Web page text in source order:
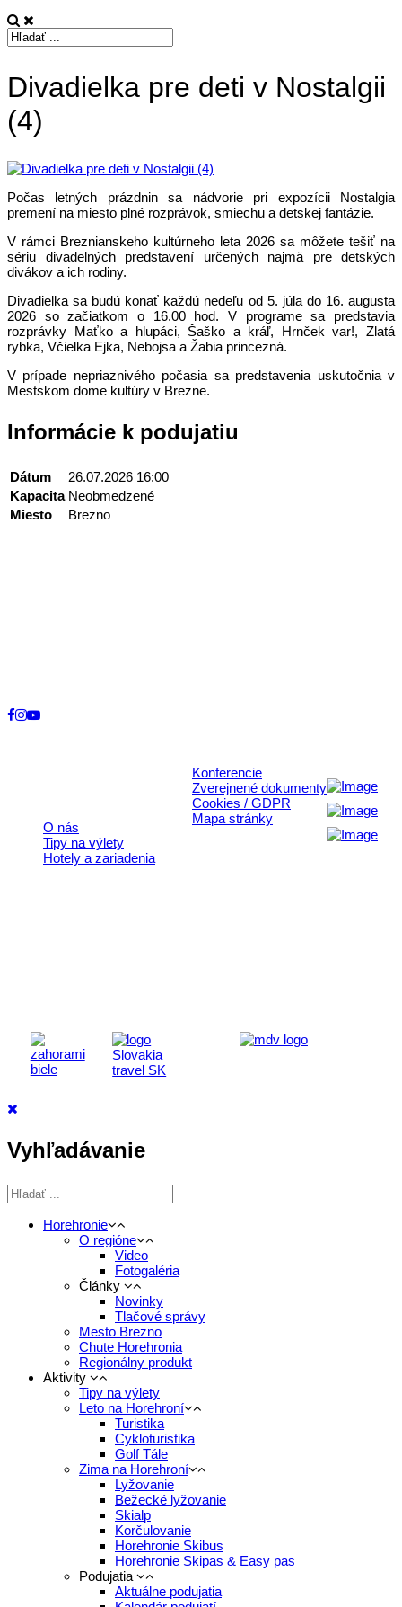
Divadielka pre deti v Nostalgii
(4)
Počas letných prázdnin sa nádvorie pri expozícii Nostalgia
premení na miesto plné rozprávok, smiechu a detskej fantázie.
V rámci Breznianskeho kultúrneho leta 2026 sa môžete tešiť na
sériu divadelných predstavení určených najmä pre detských
divákov a ich rodiny.
Divadielka sa budú konať každú nedeľu od 5. júla do 16. augusta
2026 so začiatkom o 16.00 hod. V programe sa predstavia
rozprávky Maťko a hlupáci, Šaško a kráľ, Hrnček var!, Zlatá
rybka, Včielka Ejka, Nebojsa a Žabia princezná.
V prípade nepriaznivého počasia sa predstavenia uskutočnia v
Mestskom dome kultúry v Brezne.
Informácie k podujatiu
Dátum
26.07.2026 16:00
Kapacita Neobmedzené
Miesto
Brezno
O nás
Tipy na výlety
Hotely a zariadenia
Konferencie
Zverejnené dokumenty
Cookies / GDPR
Mapa stránky
Vyhľadávanie
Horehronie
O regióne
Video
Fotogaléria
Články
Novinky
Tlačové správy
Mesto Brezno
Chute Horehronia
Regionálny produkt
Aktivity
Tipy na výlety
Leto na Horehroní
Turistika
Cykloturistika
Golf Tále
Zima na Horehroní
Lyžovanie
Bežecké lyžovanie
Skialp
Korčulovanie
Horehronie Skibus
Horehronie Skipas & Easy pas
Podujatia
Aktuálne podujatia